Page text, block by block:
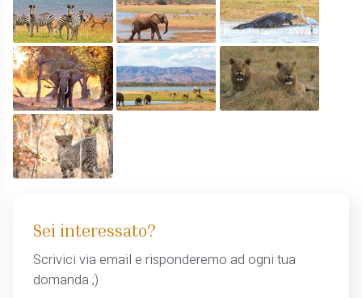
Sei interessato?
Scrivici via email e risponderemo ad ogni tua
domanda ;)